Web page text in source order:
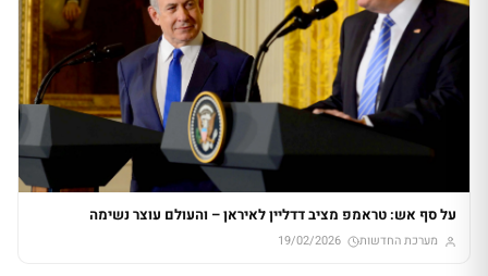
על סף אש: טראמפ מציב דדליין לאיראן – והעולם עוצר נשימה
מערכת החדשות